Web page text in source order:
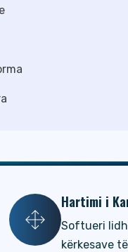
Hartimi i
Softueri
kërkesave